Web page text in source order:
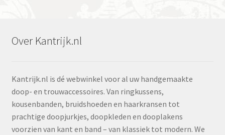
Over Kantrijk.nl
Kantrijk.nl is dé webwinkel voor al uw handgemaakte
doop- en trouwaccessoires. Van ringkussens,
kousenbanden, bruidshoeden en haarkransen tot
prachtige doopjurkjes, doopkleden en dooplakens
voorzien van kant en band – van klassiek tot modern. We